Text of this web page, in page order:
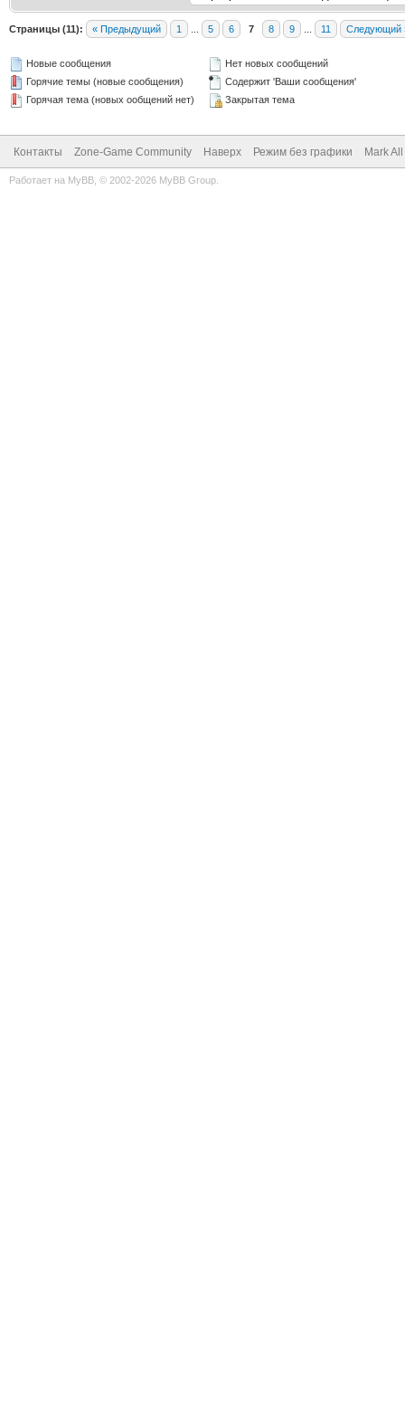
Страницы (11): « Предыдущий 1 5 6 7 8 9 11 Следующий
Новые сообщения
Горячие темы (новые сообщения)
Горячая тема (новых ообщений нет)
Нет новых сообщений
Содержит 'Ваши сообщения'
Закрытая тема
Контакты Zone-Game Community Наверх Режим без графики Mark
Работает на MyBB , © 2002-2026 MyBB Group